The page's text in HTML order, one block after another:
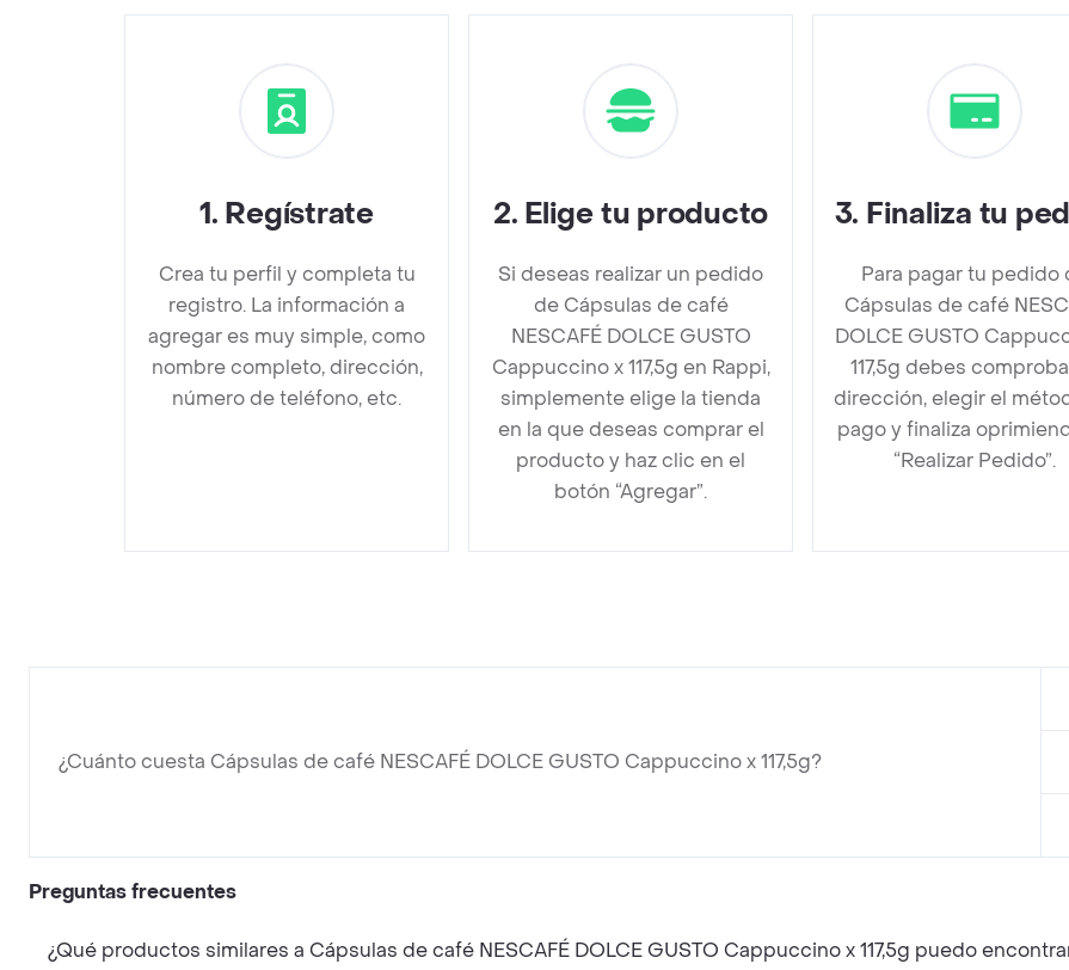
1. Regístrate
Crea tu perfil y completa tu
registro. La información a
agregar es muy simple, como
nombre completo, dirección,
número de teléfono, etc.
2. Elige tu producto
Si deseas realizar un pedido
de Cápsulas de café
NESCAFÉ DOLCE GUSTO
Cappuccino x 117,5g en Rappi,
simplemente elige la tienda
en la que deseas comprar el
producto y haz clic en el
botón “Agregar”.
3. Finaliza tu
Para pagar tu pedido
Cápsulas de café
DOLCE GUSTO
117,5g debes
dirección, elegir el
pago y finaliza
“Realizar Pedido”.
¿Cuánto cuesta Cápsulas de café NESCAFÉ DOLCE GUSTO Cappuccino x 117,5g?
Preguntas frecuentes
¿Qué productos similares a Cápsulas de café NESCAFÉ DOLCE GUSTO Cappuccino x 117,5g puedo